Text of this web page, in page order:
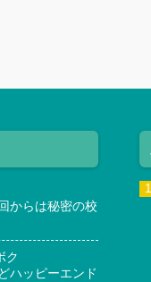
からは秘密の校
ク
ハッピーエンド